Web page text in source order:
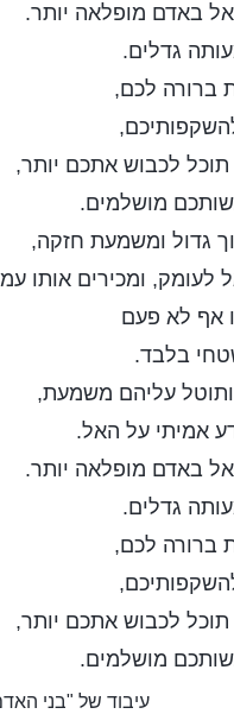
באדם מופלאה יותר.
גדלים.
ברורה לכם,
לכבוש אתכם יותר,
מושלמים.
גדול ומשמעת חזקה,
לעומק, ומכירים אותו
אף לא פעם
בלבד.
ותוטל עליהם משמעת,
אמיתי על האל.
באדם מופלאה יותר.
גדלים.
ברורה לכם,
לכבוש אתכם יותר,
מושלמים.
עיבוד של "בני